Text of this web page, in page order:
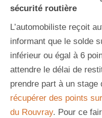
sécurité routière
L’automobiliste reçoit
informant que le solde
inférieur ou égal à 6
attendre le délai de
prendre part à un
récupérer des points
du Rouvray. Pour ce